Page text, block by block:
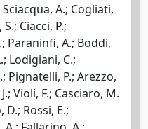
A.; Cogliati,
Ciacci, P.;
Paraninfi, A.; Boddi,
Lodigiani, C.;
Pignatelli, P.; Arezzo,
Violi, F.; Casciaro, M.
Rossi, E.;